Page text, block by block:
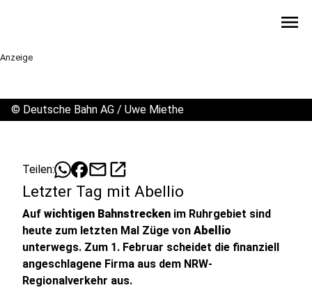
menu
Anzeige
© Deutsche Bahn AG / Uwe Miethe
Teilen: mailopen_in_new
Letzter Tag mit Abellio
Auf wichtigen Bahnstrecken im Ruhrgebiet sind
heute zum letzten Mal Züge von Abellio
unterwegs. Zum 1. Februar scheidet die finanziell
angeschlagene Firma aus dem NRW-
Regionalverkehr aus.